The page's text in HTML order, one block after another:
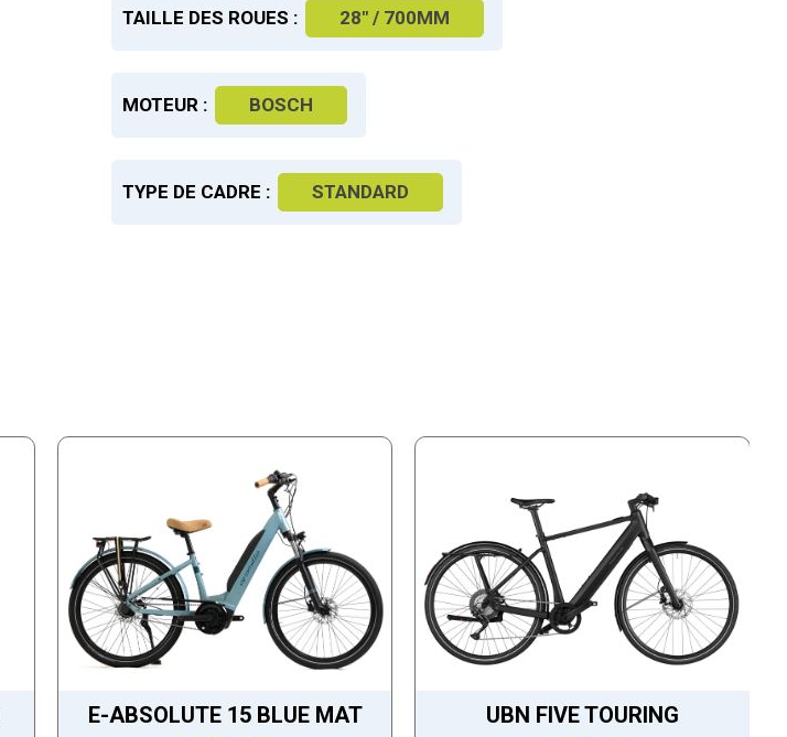
TAILLE DES ROUES : 28" / 700MM
MOTEUR : BOSCH
TYPE DE CADRE : STANDARD
E-ABSOLUTE 15 BLUE MAT UBN FIVE TOURING